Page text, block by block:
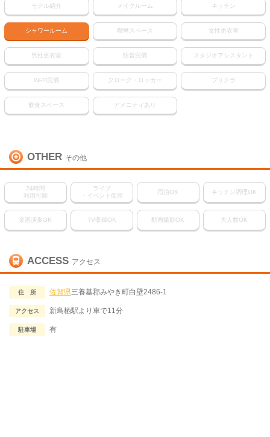
モデル紹介 メイクルーム キッチン
シャワールーム 喫煙スペース 女性更衣室
男性更衣室 防音完備 スタジオアシスタント
Wi-Fi完備 クローク・ロッカー プリクラ
飲食スペース アメニティあり
OTHER その他
24時間
利用可能
ライブ
・イベント使用
宿泊OK キッチン調理OK
楽器演奏OK TV収録OK 動画撮影OK 大人数OK
ACCESS アクセス
住 所 佐賀県三養基郡みやき町白壁2486-1
アクセス 新鳥栖駅より車で11分
駐車場 有